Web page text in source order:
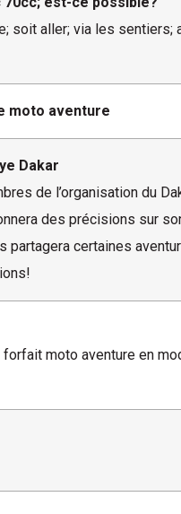
soit aller; via les
moto aventure
Dakar
de l’organisation du
des précisions sur
partagera certaines
moto aventure en